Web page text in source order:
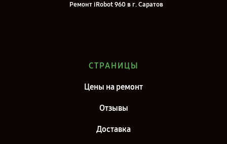
Ремонт iRobot 960 в г. Саратов
Ремонт iRobot 960 в г. Санкт-Петербург
СТРАНИЦЫ
Цены на ремонт
Отзывы
Доставка